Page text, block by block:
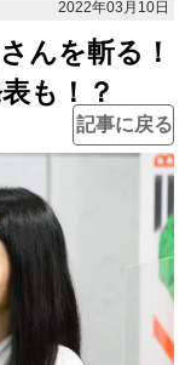
2022年03月10日
んを斬る！
も！？
記事に戻る